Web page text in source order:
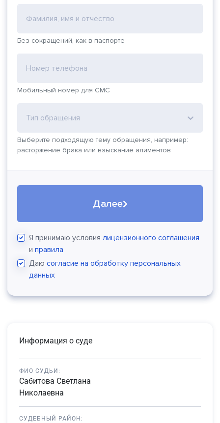
Фамилия, имя и отчество
Без сокращений, как в паспорте
Номер телефона
Мобильный номер для СМС
Тип обращения
Выберите подходящую тему обращения, например:
расторжение брака или взыскание алиментов
Далее
Я принимаю условия лицензионного соглашения
и правила
Даю согласие на обработку персональных
данных
Информация о суде
ФИО СУДЬИ:
Сабитова Светлана
Николаевна
СУДЕБНЫЙ РАЙОН: